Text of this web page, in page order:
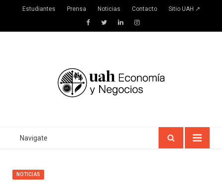
Estudiantes Prensa Noticias Contacto Sitio UAH ↗
FacebookTwitterLinkedInInstagram
Navigate
NOTICIAS